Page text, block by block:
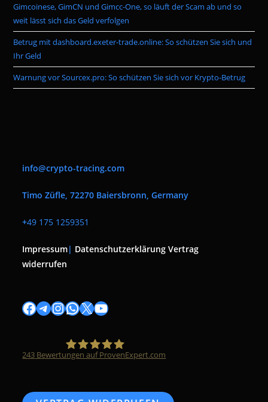
Gimcoinese, GimCN und Gimcc-One, so läuft der Scam ab und so
weit lässt sich das Geld verfolgen
Betrug mit dashboard.exeter-trade.online: So schützen Sie sich und
Ihr Geld
Warnung vor Sourcex.pro: So schützen Sie sich vor Krypto-Betrug
info@crypto-tracing.com
Timo Züfle, 72270 Baiersbronn, Germany
+49 175 1259351
Impressum| Datenschutzerklärung Vertrag
widerrufen
Facebook
Telegram
Instagram
WhatsApp
X YouTube
243 Bewertungen auf ProvenExpert.com